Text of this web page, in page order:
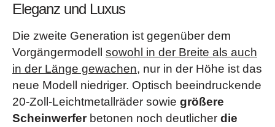
Eleganz und Luxus
Die zweite Generation ist gegenüber dem
Vorgängermodell sowohl in der Breite als auch
in der Länge gewachen, nur in der Höhe ist das
neue Modell niedriger. Optisch beeindruckende
20-Zoll-Leichtmetallräder sowie größere
Scheinwerferbetonen noch deutlicher die